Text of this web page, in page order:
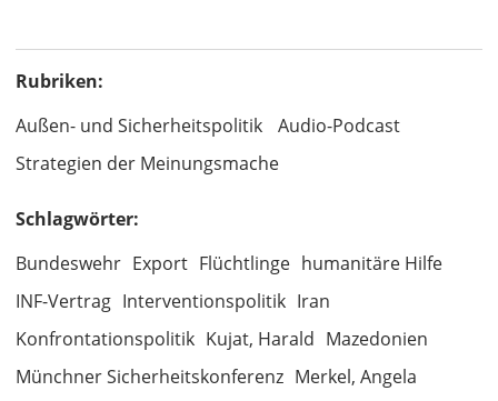
Rubriken:
Außen- und Sicherheitspolitik
Audio-Podcast
Strategien der Meinungsmache
Schlagwörter:
Bundeswehr Export Flüchtlinge humanitäre Hilfe
INF-Vertrag Interventionspolitik Iran
Konfrontationspolitik Kujat, Harald Mazedonien
Münchner Sicherheitskonferenz Merkel, Angela